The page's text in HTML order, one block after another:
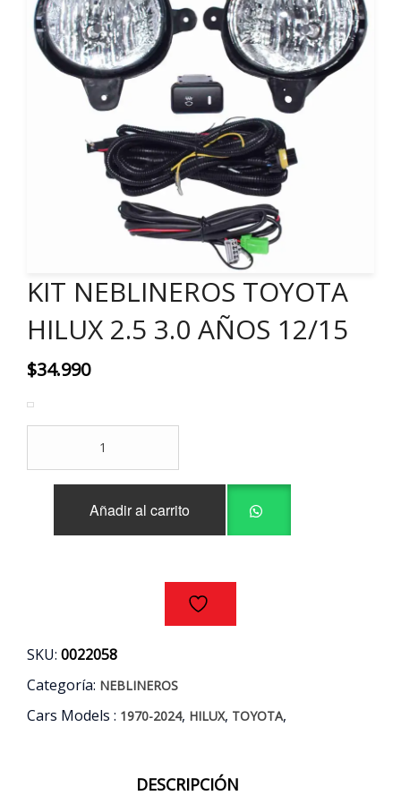
KIT NEBLINEROS TOYOTA
HILUX 2.5 3.0 AÑOS 12/15
$34.990
NEBLINEROS
TOYOTA
HILUX
Añadir al carrito
SKU: 0022058
Categoría: NEBLINEROS
Cars Models : 1970-2024, HILUX, TOYOTA,
DESCRIPCIÓN